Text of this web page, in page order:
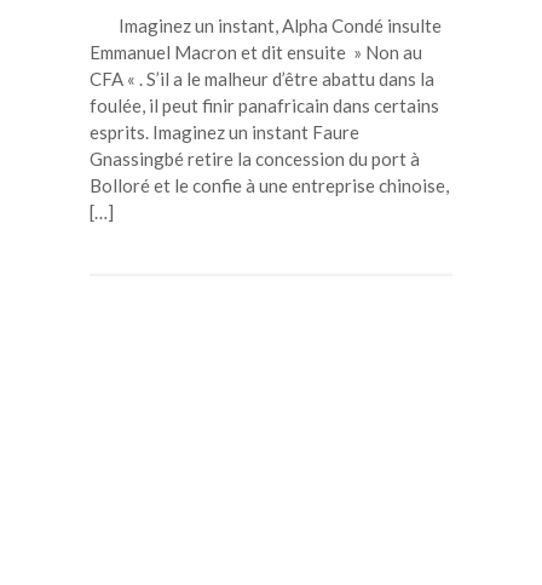
Imaginez un instant, Alpha Condé insulte
Emmanuel Macron et dit ensuite » Non au
CFA « . S’il a le malheur d’être abattu dans la
foulée, il peut finir panafricain dans certains
esprits. Imaginez un instant Faure
Gnassingbé retire la concession du port à
Bolloré et le confie à une entreprise chinoise,
[…]